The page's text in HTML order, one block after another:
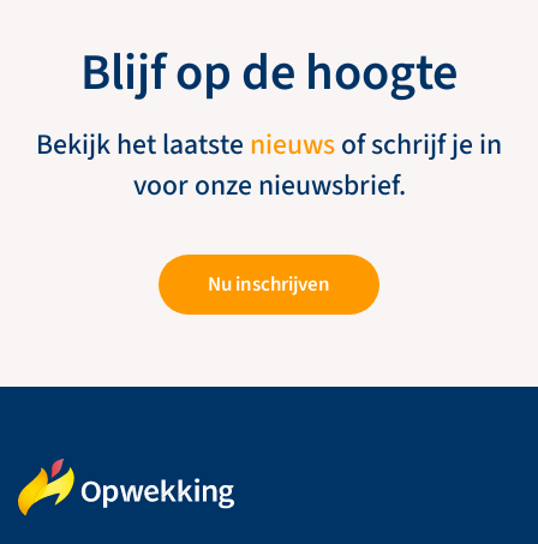
Blijf op de hoogte
Bekijk het laatste nieuwsof schrijf je in
voor onze nieuwsbrief.
Nu inschrijven